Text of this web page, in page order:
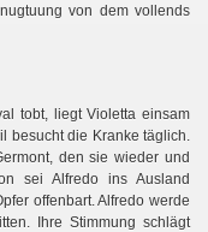
von dem vollends
tobt, liegt Violetta einsam
besucht die Kranke täglich.
den sie wieder und
sei Alfredo ins Ausland
offenbart. Alfredo werde
Ihre Stimmung schlägt